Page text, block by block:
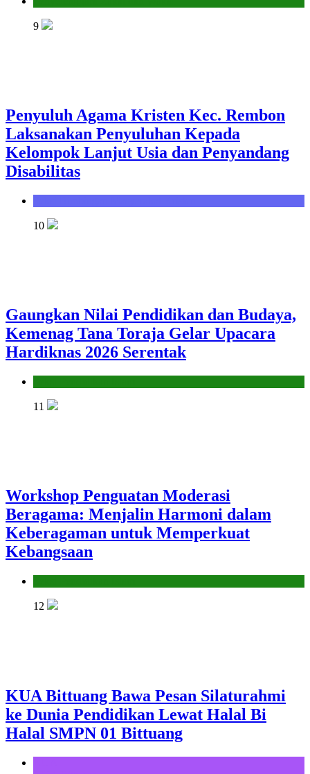
9
Penyuluh Agama Kristen Kec. Rembon
Laksanakan Penyuluhan Kepada
Kelompok Lanjut Usia dan Penyandang
Disabilitas
10
Gaungkan Nilai Pendidikan dan Budaya,
Kemenag Tana Toraja Gelar Upacara
Hardiknas 2026 Serentak
11
Workshop Penguatan Moderasi
Beragama: Menjalin Harmoni dalam
Keberagaman untuk Memperkuat
Kebangsaan
12
KUA Bittuang Bawa Pesan Silaturahmi
ke Dunia Pendidikan Lewat Halal Bi
Halal SMPN 01 Bittuang